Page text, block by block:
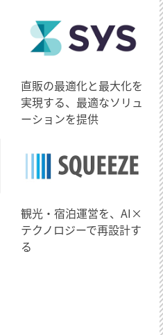
直販の最適化と最大化を
実現する、最適なソリュ
ーションを提供
観光・宿泊運営を、AI×
テクノロジーで再設計す
る